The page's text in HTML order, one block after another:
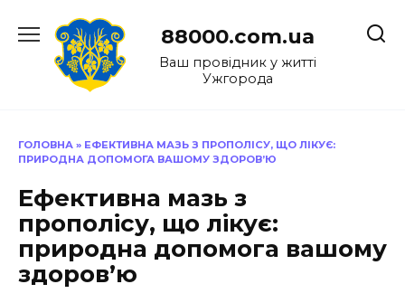
до
88000.com.ua
Ваш провідник у житті
Ужгорода
ГОЛОВНА » ЕФЕКТИВНА МАЗЬ З ПРОПОЛІСУ, ЩО ЛІКУЄ:
ПРИРОДНА ДОПОМОГА ВАШОМУ ЗДОРОВ’Ю
Ефективна мазь з
прополісу, що лікує:
природна допомога вашому
здоров’ю